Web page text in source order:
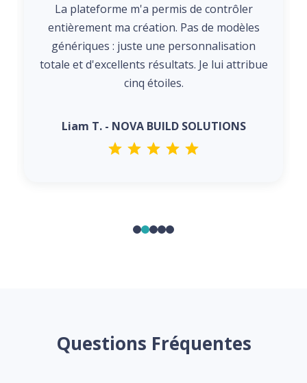
La plateforme m'a permis de contrôler
entièrement ma création. Pas de modèles
génériques : juste une personnalisation
totale et d'excellents résultats. Je lui attribue
cinq étoiles.
Liam T. - NOVA BUILD SOLUTIONS
Questions Fréquentes